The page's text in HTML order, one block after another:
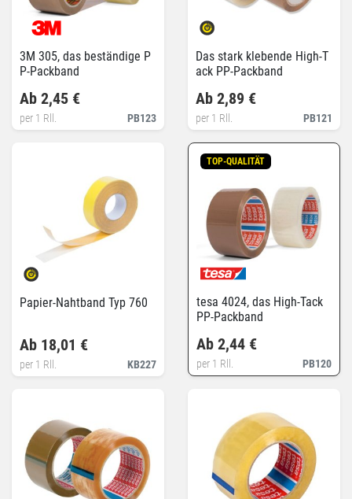
3M 305, das beständige P
P-Packband
PB123
Ab 2,45 €
per 1 Rll.
Das stark klebende High-T
ack PP-Packband
PB121
Ab 2,89 €
per 1 Rll.
Papier-Nahtband Typ 760
KB227
Ab 18,01 €
per 1 Rll.
TOP-QUALITÄT
tesa 4024, das High-Tack
PP-Packband
PB120
Ab 2,44 €
per 1 Rll.